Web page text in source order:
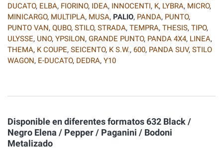
DUCATO, ELBA, FIORINO, IDEA, INNOCENTI, K, LYBRA, MICRO,
MINICARGO, MULTIPLA, MUSA, PALIO, PANDA, PUNTO,
PUNTO VAN, QUBO, STILO, STRADA, TEMPRA, THESIS, TIPO,
ULYSSE, UNO, YPSILON, GRANDE PUNTO, PANDA 4X4, LINEA,
THEMA, K COUPE, SEICENTO, K S.W., 600, PANDA SUV, STILO
WAGON, E-DUCATO, DEDRA, Y10
Disponible en diferentes formatos 632 Black /
Negro Elena / Pepper / Paganini / Bodoni
Metalizado